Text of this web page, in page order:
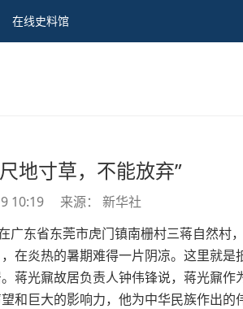
在线史料馆
地寸草，不能放弃”
10:19
来源： 新华社
东省东莞市虎门镇南栅村三蒋自然村
在炎热的暑期难得一片阴凉。这里就是
蒋光鼐故居负责人钟伟锋说，蒋光鼐作
和巨大的影响力，他为中华民族作出的